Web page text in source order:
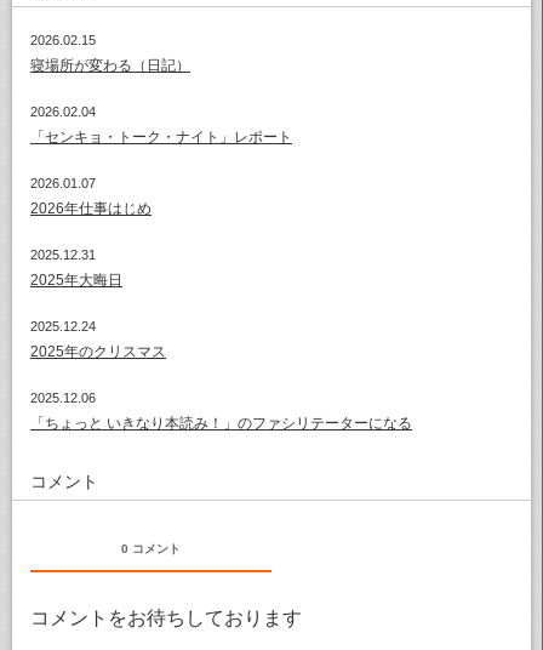
2026.02.15
寝場所が変わる（日記）
2026.02.04
「センキョ・トーク・ナイト」レポート
2026.01.07
2026年仕事はじめ
2025.12.31
2025年大晦日
2025.12.24
2025年のクリスマス
2025.12.06
「ちょっと いきなり本読み！」のファシリテーターになる
コメント
0 コメント
コメントをお待ちしております